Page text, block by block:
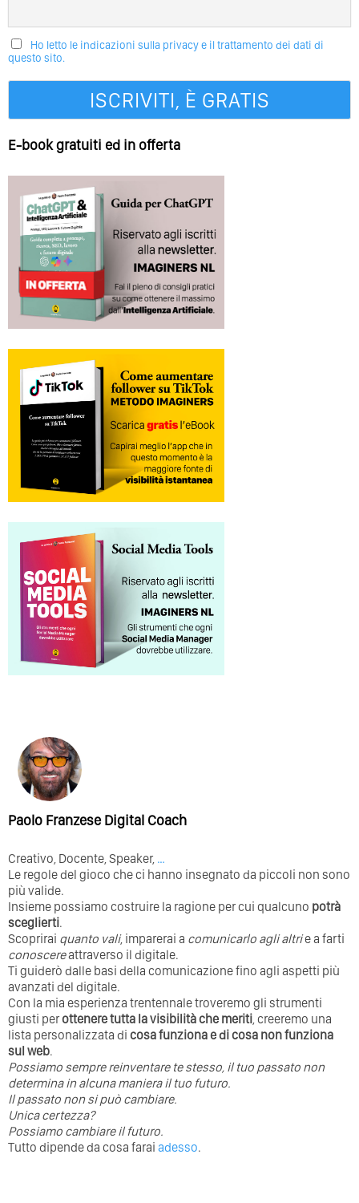
Ho letto le indicazioni sulla privacy e il trattamento dei dati di
questo sito.
E-book gratuiti ed in offerta
Paolo Franzese Digital Coach
Creativo, Docente, Speaker, …
Le regole del gioco che ci hanno insegnato da piccoli non sono
più valide.
Insieme possiamo costruire la ragione per cui qualcuno potrà
sceglierti.
Scoprirai quanto vali, imparerai a comunicarlo agli altrie a farti
conoscereattraverso il digitale.
Ti guiderò dalle basi della comunicazione fino agli aspetti più
avanzati del digitale.
Con la mia esperienza trentennale troveremo gli strumenti
giusti perottenere tutta la visibilità che meriti, creeremo una
lista personalizzata di cosa funziona e di cosa non funziona
sul web.
Possiamo sempre reinventare te stesso, il tuo passato non
determina in alcuna maniera il tuo futuro. ⁣
⁣Il passato non si può cambiare.
Unica certezza?
Possiamo cambiare il futuro.
Tutto dipende da cosa farai adesso.